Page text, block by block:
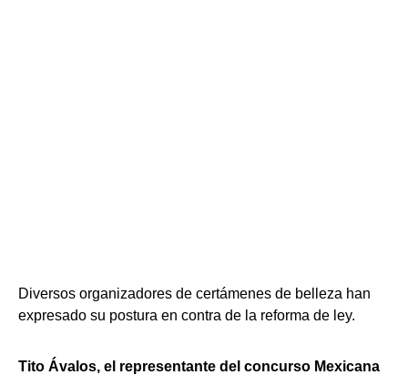
Diversos organizadores de certámenes de belleza han
expresado su postura en contra de la reforma de ley.
Tito Ávalos, el representante del concurso Mexicana